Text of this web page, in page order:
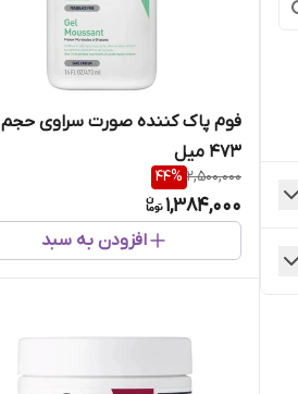
فوم پاک کننده صورت سراوی حجم
473 میل
2,500,000
44%
1,384,000
افزودن به سبد